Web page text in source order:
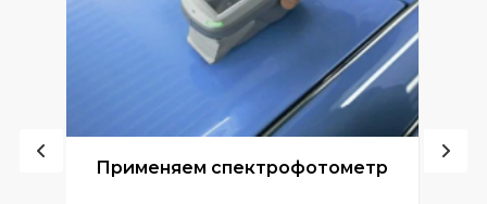
Применяем спектрофотометр